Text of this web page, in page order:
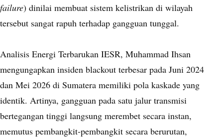
failure) dinilai membuat sistem kelistrikan di wilayah
tersebut sangat rapuh terhadap gangguan tunggal.
Analisis Energi Terbarukan IESR, Muhammad Ihsan
mengungapkan insiden blackout terbesar pada Juni 2024
dan Mei 2026 di Sumatera memiliki pola kaskade yang
identik. Artinya, gangguan pada satu jalur transmisi
bertegangan tinggi langsung merembet secara instan,
memutus pembangkit-pembangkit secara berurutan,